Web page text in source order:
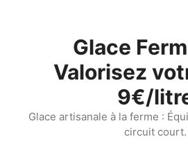
Glace
Valorisez
9€/
Glace artisanale à la ferme :
circuit court.